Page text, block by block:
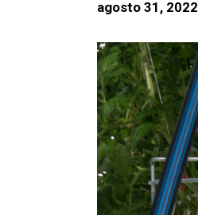
agosto 31, 2022